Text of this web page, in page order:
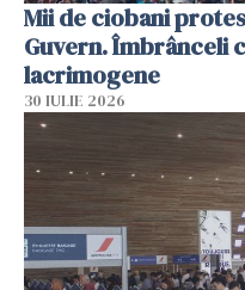
Mii de ciobani
Guvern. Îmbrânceli
lacrimogene
30 IULIE 2026